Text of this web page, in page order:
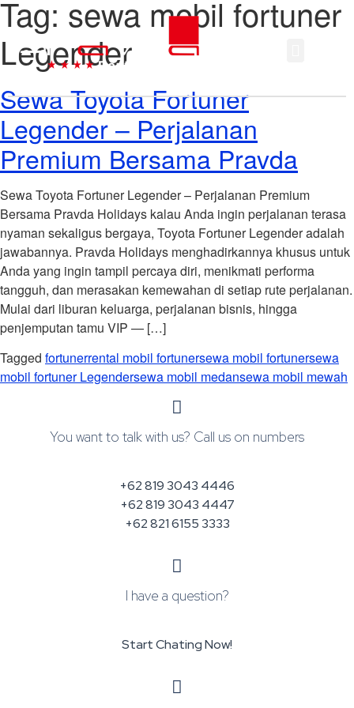
Tag: sewa mobil fortuner
Legender
Sewa Toyota Fortuner
Legender – Perjalanan
Premium Bersama Pravda
Sewa Toyota Fortuner Legender – Perjalanan Premium
Bersama Pravda Holidays kalau Anda ingin perjalanan terasa
nyaman sekaligus bergaya, Toyota Fortuner Legender adalah
jawabannya. Pravda Holidays menghadirkannya khusus untuk
Anda yang ingin tampil percaya diri, menikmati performa
tangguh, dan merasakan kemewahan di setiap rute perjalanan.
Mulai dari liburan keluarga, perjalanan bisnis, hingga
penjemputan tamu VIP — […]
Tagged fortunerrental mobil fortunersewa mobil fortunersewa
mobil fortuner Legendersewa mobil medansewa mobil mewah
You want to talk with us? Call us on numbers
+62 819 3043 4446
+62 819 3043 4447
+62 821 6155 3333
I have a question?
Start Chating Now!